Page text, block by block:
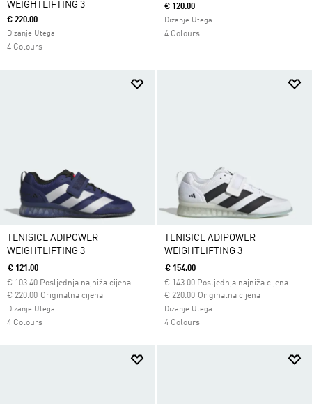
WEIGHTLIFTING 3
€ 220.00
Dizanje Utega
4 Colours
€ 120.00
Dizanje Utega
4 Colours
TENISICE ADIPOWER
WEIGHTLIFTING 3
€ 121.00
€ 103.40 Posljednja najniža cijena
Originalna cijena
Cijena umanjena od
€ 220.00za
Dizanje Utega
4 Colours
TENISICE ADIPOWER
WEIGHTLIFTING 3
€ 154.00
€ 143.00 Posljednja najniža cijena
Originalna cijena
Cijena umanjena od
€ 220.00za
Dizanje Utega
4 Colours